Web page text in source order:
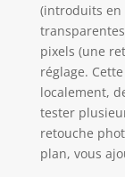
(introduits en
pixels (une
réglage.
localement,
tester
retouche
plan, vous